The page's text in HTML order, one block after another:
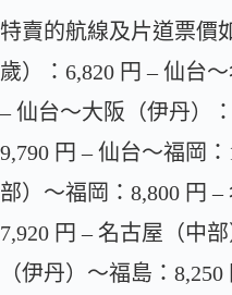
特賣的航線及片道票價
歲）：6,820 円 – 仙台
– 仙台～大阪（伊丹）
9,790 円 – 仙台～福岡
部）～福岡：8,800 円
7,920 円 – 名古屋（中
（伊丹）～福島：